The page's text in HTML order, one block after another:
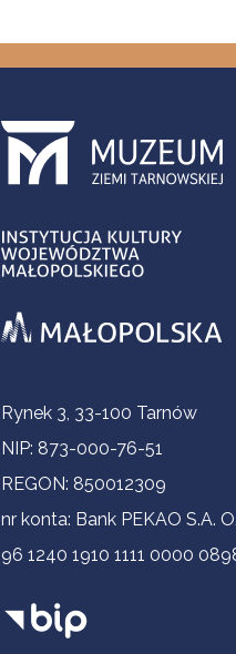
Informacje kontaktowe
Rynek 3, 33-100 Tarnów
NIP: 873-000-76-51
REGON: 850012309
nr konta: Bank PEKAO S.A.
96 1240 1910 1111 0000